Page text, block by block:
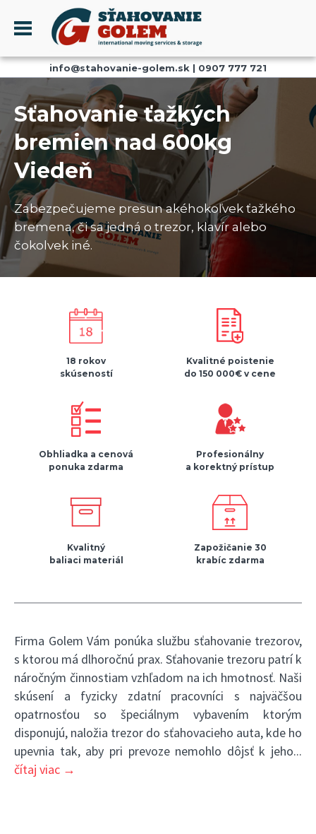
Menu
PROFIL
SŤAHOVANIE - SŤAHOVACIE SLUŽBY
DOPRAVA - DOPRAVNÉ SLUŽBY
AKCIE A ZĽAVY
SKLADOVANIE
REFERENCIE
CENNÍK
KONTAKT
info@stahovanie-golem.sk | 0907 777 721
Sťahovanie ťažkých
bremien nad 600kg
Viedeň
Zabezpečujeme presun akéhokoľvek ťažkého
bremena, či sa jedná o trezor, klavír alebo
čokolvek iné.
18 rokov
skúseností
Kvalitné poistenie
do 150 000€ v cene
Obhliadka a cenová
ponuka zdarma
Profesionálny
a korektný prístup
Kvalitný
baliaci materiál
Zapožičanie 30
krabíc zdarma
Firma Golem Vám ponúka službu sťahovanie trezorov,
s ktorou má dlhoročnú prax. Sťahovanie trezoru patrí k
náročným činnostiam vzhľadom na ich hmotnosť. Naši
skúsení a fyzicky zdatní pracovníci s najväčšou
opatrnosťou so špeciálnym vybavením ktorým
disponujú, naložia trezor do sťahovacieho auta, kde ho
upevnia tak, aby pri prevoze nemohlo dôjsť k jeho...
čítaj viac →